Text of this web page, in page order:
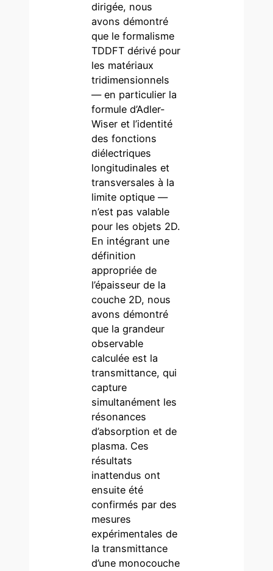
dirigée, nous
avons démontré
que le formalisme
TDDFT dérivé pour
les matériaux
tridimensionnels
— en particulier la
formule d’Adler-
Wiser et l’identité
des fonctions
diélectriques
longitudinales et
transversales à la
limite optique —
n’est pas valable
pour les objets 2D.
En intégrant une
définition
appropriée de
l’épaisseur de la
couche 2D, nous
avons démontré
que la grandeur
observable
calculée est la
transmittance, qui
capture
simultanément les
résonances
d’absorption et de
plasma. Ces
résultats
inattendus ont
ensuite été
confirmés par des
mesures
expérimentales de
la transmittance
d’une monocouche